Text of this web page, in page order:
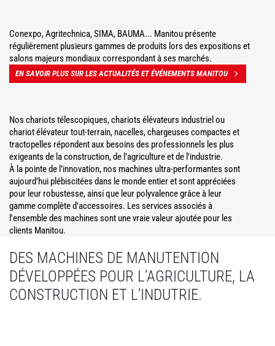
Conexpo, Agritechnica, SIMA, BAUMA... Manitou présente
régulièrement plusieurs gammes de produits lors des expositions et
salons majeurs mondiaux correspondant à ses marchés.
EN SAVOIR PLUS SUR LES ACTUALITÉS ET ÉVÉNEMENTS MANITOU
Nos chariots télescopiques, chariots élévateurs industriel ou
chariot élévateur tout-terrain, nacelles, chargeuses compactes et
tractopelles répondent aux besoins des professionnels les plus
exigeants de la construction, de l’agriculture et de l'industrie.
À la pointe de l’innovation, nos machines ultra-performantes sont
aujourd’hui plébiscitées dans le monde entier et sont appréciées
pour leur robustesse, ainsi que leur polyvalence grâce à leur
gamme complète d'accessoires. Les services associés à
l'ensemble des machines sont une vraie valeur ajoutée pour les
clients Manitou.
DES MACHINES DE MANUTENTION
DÉVELOPPÉES POUR L’AGRICULTURE, LA
CONSTRUCTION ET L'INDUTRIE.